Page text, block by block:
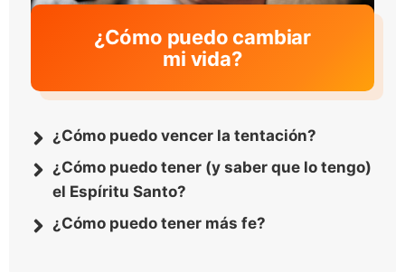
¿Cómo puedo cambiar
mi vida?
¿Cómo puedo vencer la tentación?
¿Cómo puedo tener (y saber que lo tengo)
el Espíritu Santo?
¿Cómo puedo tener más fe?